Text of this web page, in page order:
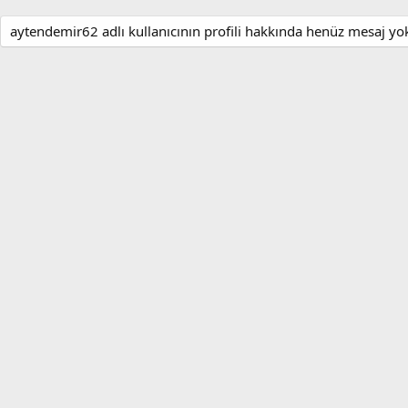
aytendemir62 adlı kullanıcının profili hakkında henüz mesaj